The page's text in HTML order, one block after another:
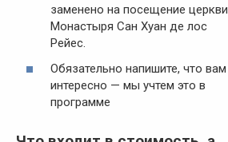
заменено на посещение церкви
Монастыря Сан Хуан де лос
Рейес.
Обязательно напишите, что вам
интересно — мы учтем это в
программе